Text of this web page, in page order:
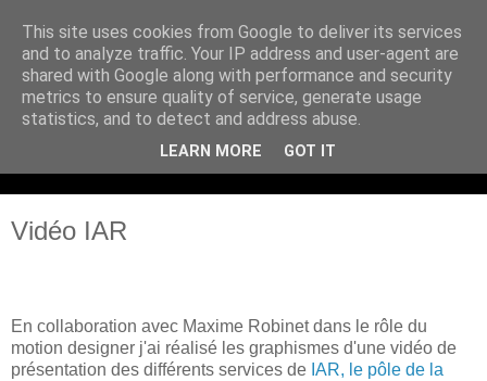
Vidéo IAR
En collaboration avec Maxime Robinet dans le rôle du
motion designer j'ai réalisé les graphismes d'une vidéo de
présentation des différents services de IAR, le pôle de la
This site uses cookies from Google to deliver its services
and to analyze traffic. Your IP address and user-agent are
shared with Google along with performance and security
metrics to ensure quality of service, generate usage
statistics, and to detect and address abuse.
LEARN MORE GOT IT